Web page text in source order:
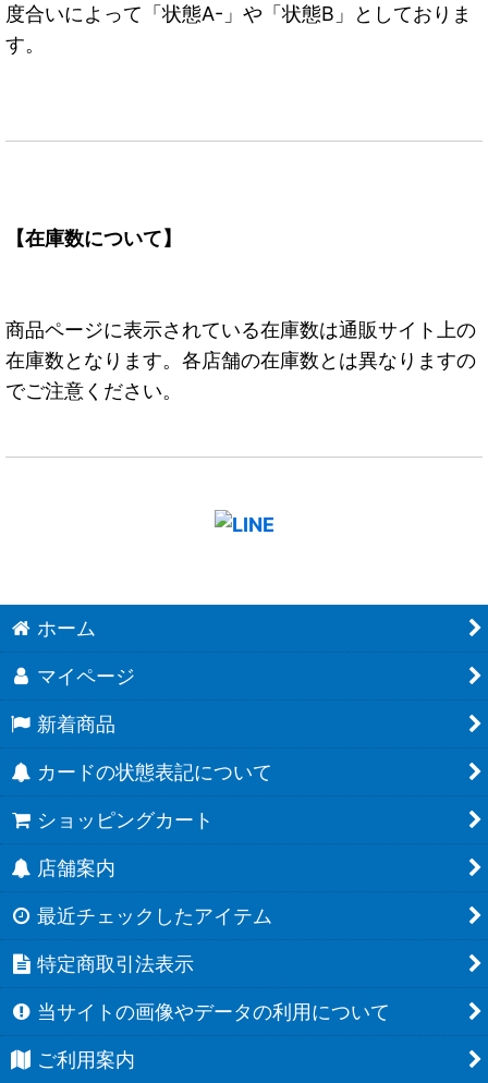
度合いによって「状態A-」や「状態B」としておりま
す。
【在庫数について】
商品ページに表示されている在庫数は通販サイト上の
在庫数となります。各店舗の在庫数とは異なりますの
でご注意ください。
ホーム
マイページ
新着商品
カードの状態表記について
ショッピングカート
店舗案内
最近チェックしたアイテム
特定商取引法表示
当サイトの画像やデータの利用について
ご利用案内